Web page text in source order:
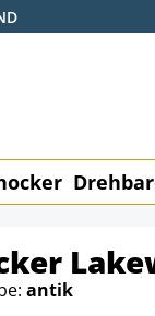
antik